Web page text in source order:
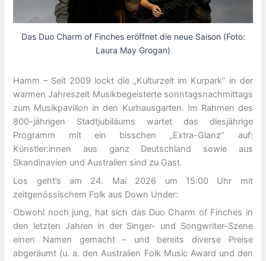
Das Duo Charm of Finches eröffnet die neue Saison (Foto:
Laura May Grogan)
Hamm – Seit 2009 lockt die „Kulturzeit im Kurpark“ in der
warmen Jahreszeit Musikbegeisterte sonntagsnachmittags
zum Musikpavillon in den Kurhausgarten. Im Rahmen des
800-jährigen Stadtjubiläums wartet das diesjährige
Programm mit ein bisschen „Extra-Glanz“ auf:
Künstler:innen aus ganz Deutschland sowie aus
Skandinavien und Australien sind zu Gast.
Los geht’s am 24. Mai 2026 um 15:00 Uhr mit
zeitgenössischem Folk aus Down Under:
Obwohl noch jung, hat sich das Duo Charm of Finches in
den letzten Jahren in der Singer- und Songwriter-Szene
einen Namen gemacht – und bereits diverse Preise
abgeräumt (u. a. den Australien Folk Music Award und den